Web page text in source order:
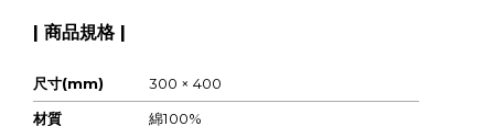
| 商品規格 |
尺寸(mm)
300 × 400
材質
綿100%